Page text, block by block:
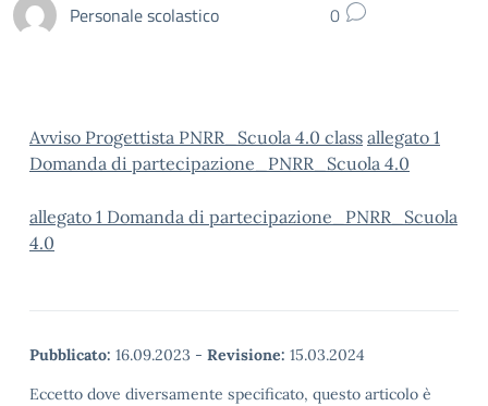
Personale scolastico 0
Avviso Progettista PNRR_Scuola 4.0 class allegato 1
Domanda di partecipazione_PNRR_Scuola 4.0
allegato 1 Domanda di partecipazione_PNRR_Scuola
4.0
Pubblicato: 16.09.2023 - Revisione: 15.03.2024
Eccetto dove diversamente specificato, questo articolo è